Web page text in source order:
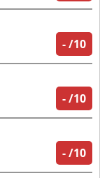
-/10
-/10
-/10